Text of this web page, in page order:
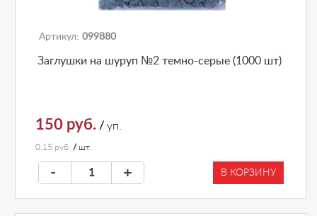
Артикул: 099880
Заглушки на шуруп №2 темно-серые (1000 шт)
150 руб. / уп.
0.15 руб. / шт.
- + В КОРЗИНУ